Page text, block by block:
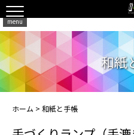
menu
和紙
ホーム > 和紙と手帳